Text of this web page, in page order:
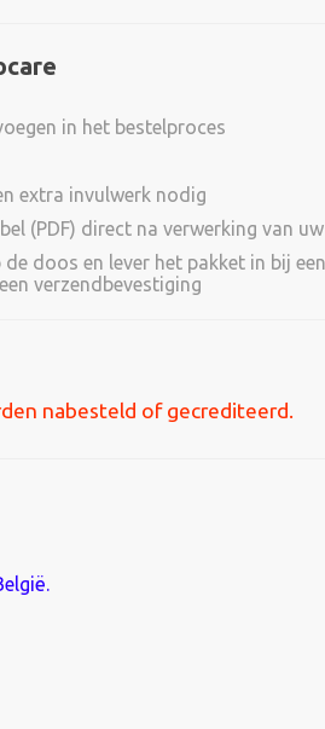
in het bestelproces
extra invulwerk nodig
(PDF) direct na verwerking van
doos en lever het pakket in bij
verzendbevestiging
nabesteld of gecrediteerd.